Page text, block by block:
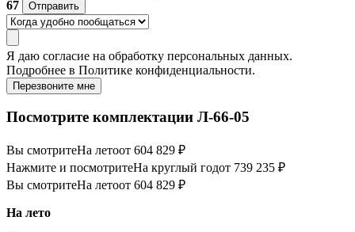
67
Отправить
Я даю согласие на обработку персональных данных.
Подробнее в Политике конфиденциальности.
Перезвоните мне
Посмотрите комплектации Л-66-05
Вы смотритеНа летоот 604 829 ₽
Нажмите и посмотритеНа круглый годот 739 235 ₽
Вы смотритеНа летоот 604 829 ₽
На лето